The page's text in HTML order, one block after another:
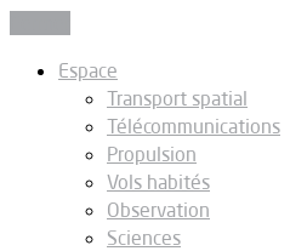
Espace
Transport spatial
Télécommunications
Propulsion
Vols habités
Observation
Sciences